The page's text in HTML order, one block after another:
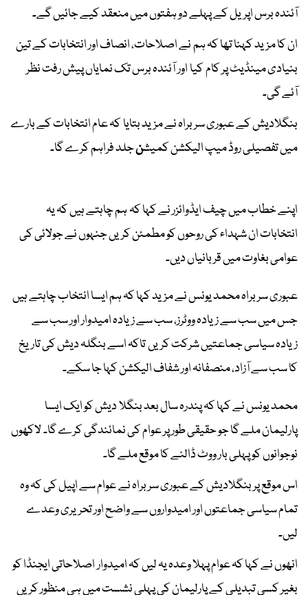
آئندہ برس اپریل کے پہلے دو ہفتوں میں منعقد کیے جائیں گے۔
ان کا مزید کہنا تھا کہ ہم نے اصلاحات، انصاف اور انتخابات کے تین
بنیادی مینڈیٹ پر کام کیا اور آئندہ برس تک نمایاں پیش رفت نظر
آئے گی۔
بنگلادیش کے عبوری سربراہ نے مزید بتایا کہ عام انتخابات کے بارے
میں تفصیلی روڈ میپ الیکشن کمیشنجلد فراہم کرے گا۔
اپنے خطاب میں چیف ایڈوائزر نے کہا کہ ہم چاہتے ہیں کہ یہ
انتخابات ان شہداء کی روحوں کو مطمئن کریں جنہوں نے جولائی کی
عوامی بغاوت میں قربانیاں دیں۔
عبوری سربراہ محمد یونس نے مزید کہا کہ ہم ایسا انتخاب چاہتے ہیں
جس میں سب سے زیادہ ووٹرز، سب سے زیادہ امیدوار اور سب سے
زیادہ سیاسی جماعتیں شرکت کریں تاکہ اسے بنگلہ دیش کی تاریخ
کا سب سے آزاد، منصفانہ اور شفاف الیکشن کہا جا سکے۔
محمد یونس نے کہا کہ پندرہ سال بعد بنگلا دیش کو ایک ایسا
پارلیمان ملے گا جو حقیقی طور پر عوام کی نمائندگی کرے گا۔ لاکھوں
نوجوانوں کو پہلی بار ووٹ ڈالنے کا موقع ملے گا۔
اس موقع پر بنگلادیش کے عبوری سربراہ نے عوام سے اپیل کی کہ وہ
تمام سیاسی جماعتوں اور امیدواروں سے واضح اور تحریری وعدے
لیں۔
انھوں نے کہا کہ عوام پہلا وعدہ یہ لیں کہ امیدوار اصلاحاتی ایجنڈا کو
بغیر کسی تبدیلی کے پارلیمان کی پہلی نشست میں ہی منظور کریں